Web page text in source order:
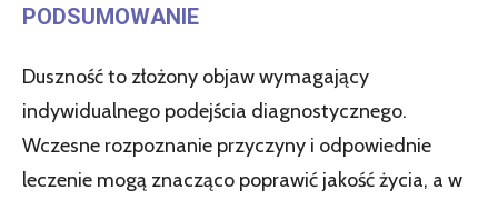
PODSUMOWANIE
Duszność to złożony objaw wymagający
indywidualnego podejścia diagnostycznego.
Wczesne rozpoznanie przyczyny i odpowiednie
leczenie mogą znacząco poprawić jakość życia, a w